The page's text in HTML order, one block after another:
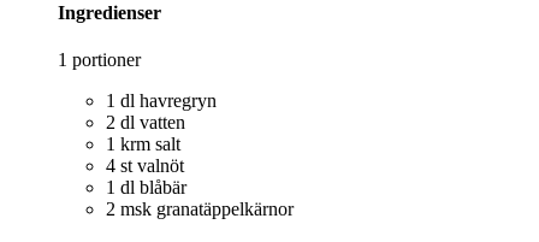
Ingredienser
1 portioner
1 dl havregryn
2 dl vatten
1 krm salt
4 st valnöt
1 dl blåbär
2 msk granatäppelkärnor